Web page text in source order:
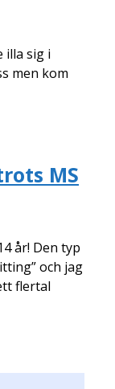
illa sig i
men kom
MS
år! Den typ
och jag
flertal